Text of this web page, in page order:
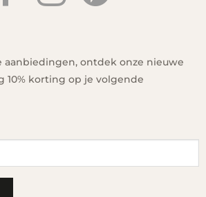
aanbiedingen, ontdek onze nieuwe
10% korting op je volgende